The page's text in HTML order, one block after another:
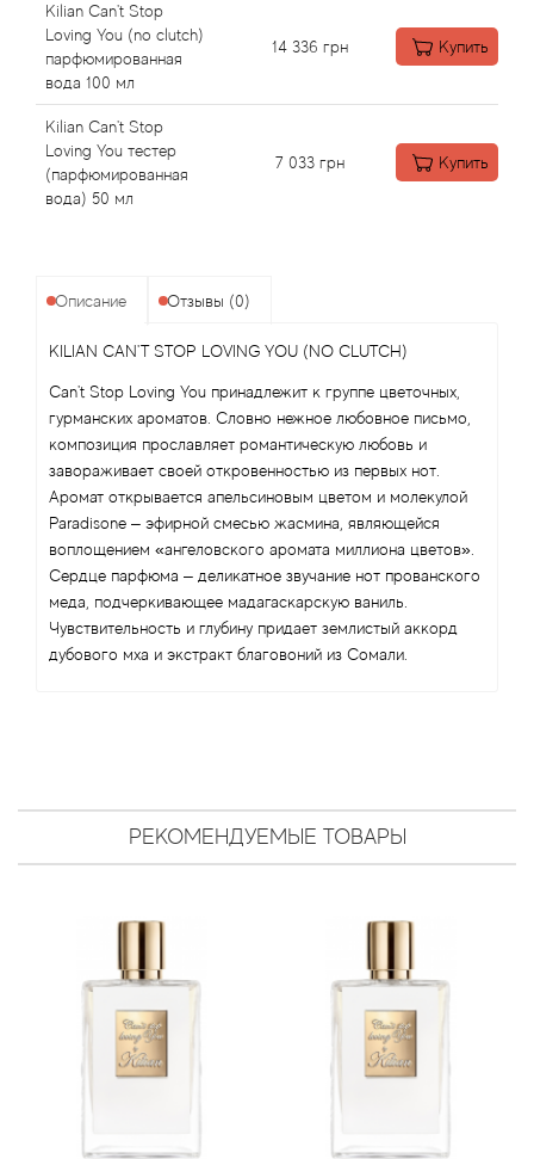
Kilian Can't Stop
Loving You (no clutch)
парфюмированная
вода 100 мл
14 336 грн Купить
Kilian Can't Stop
Loving You тестер
(парфюмированная
вода) 50 мл
7 033 грн Купить
Описание Отзывы (0)
KILIAN CAN'T STOP LOVING YOU (NO CLUTCH)
Can't Stop Loving You принадлежит к группе цветочных,
гурманских ароматов. Словно нежное любовное письмо,
композиция прославляет романтическую любовь и
завораживает своей откровенностью из первых нот.
Аромат открывается апельсиновым цветом и молекулой
Paradisone – эфирной смесью жасмина, являющейся
воплощением «ангеловского аромата миллиона цветов».
Сердце парфюма – деликатное звучание нот прованского
меда, подчеркивающее мадагаскарскую ваниль.
Чувствительность и глубину придает землистый аккорд
дубового мха и экстракт благовоний из Сомали.
РЕКОМЕНДУЕМЫЕ ТОВАРЫ
Andre L'Arom
Angel Schlesser
Anima Mundi
Anna Sui
Annick Goutal
Antonia's Flowers
Antonio Banderas
Antonio Puig
Antonio Visconti
Arabiyat
Aramis
Ariana Grande
Armand Basi
Arrogance